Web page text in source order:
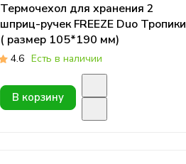
Термочехол для хранения 2
шприц-ручек FREEZE Duo Тропики
( размер 105*190 мм)
4.6 Есть в наличии
В корзину